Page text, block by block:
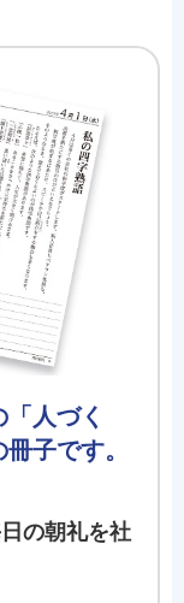
人づく
子です。
の朝礼を社